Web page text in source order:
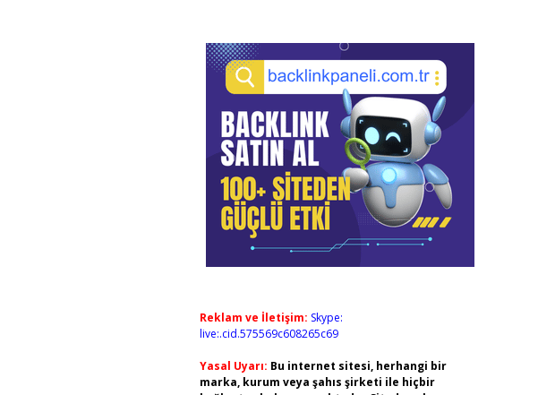
Reklam ve İletişim: Skype:
live:.cid.575569c608265c69
Yasal Uyarı: Bu internet sitesi, herhangi bir
marka, kurum veya şahıs şirketi ile hiçbir